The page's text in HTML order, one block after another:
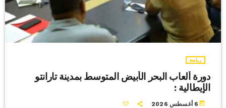
رياضة
دورة ألعاب البحر الأبيض المتوسط بمدينة تارانتو
الإيطالية :
today 6 أغسطس 2026